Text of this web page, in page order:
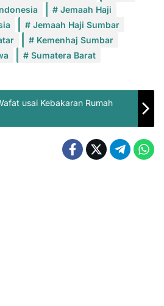
Jemaah Haji
Jemaah Haji Sumbar
Kemenhaj Sumbar
Sumatera Barat
usai Kebakaran Rumah